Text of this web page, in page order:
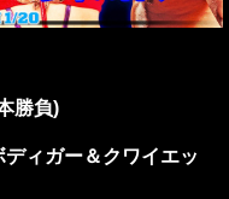
勝負)
ィガー＆クワイエッ